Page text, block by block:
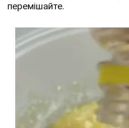
перемішайте.